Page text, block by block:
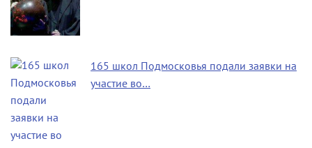
165 школ Подмосковья подали заявки на
участие во…